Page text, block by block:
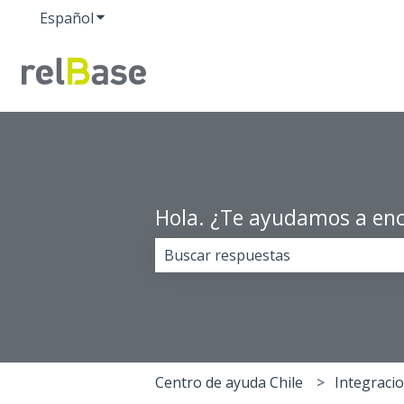
EspañolTraducciones de Mostrar submenú de
Hola. ¿Te ayudamos a
Centro de ayuda Chile